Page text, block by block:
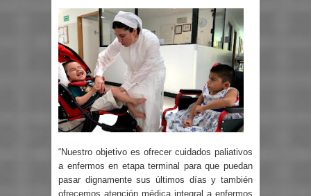
“Nuestro objetivo es ofrecer cuidados paliativos
a enfermos en etapa terminal para que puedan
pasar dignamente sus últimos días y también
ofrecemos atención médica integral a enfermos